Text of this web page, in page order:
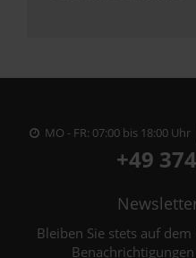
MO - FR: 07:00 bis 18:00 Uhr
+49
Bleiben Sie stets auf